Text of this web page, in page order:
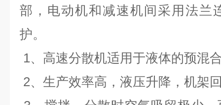
部，电动机和减速机间采用法兰
护。
1、高速分散机适用于液体的预混
2、生产效率高，液压升降，机架